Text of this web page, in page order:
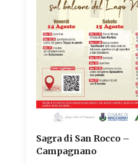
Sagra di San Rocco –
Campagnano